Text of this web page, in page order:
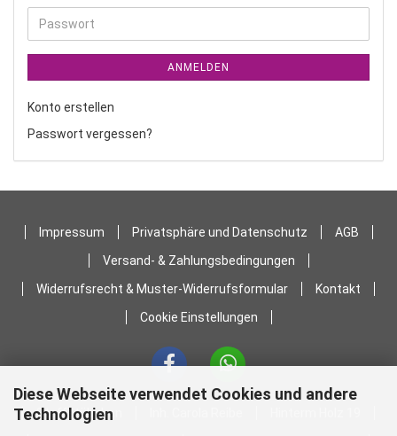
Diese Webseite verwendet Cookies und andere
Technologien
Adresse
Passwort
ANMELDEN
Konto erstellen
Passwort vergessen?
Impressum Privatsphäre und Datenschutz
AGB
Versand- & Zahlungsbedingungen
Widerrufsrecht & Muster-Widerrufsformular
Kontakt
Cookie Einstellungen
Stoffstübchen